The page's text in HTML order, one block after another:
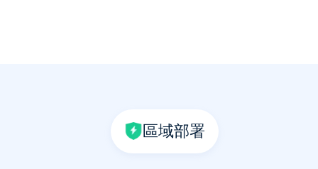
區域部署